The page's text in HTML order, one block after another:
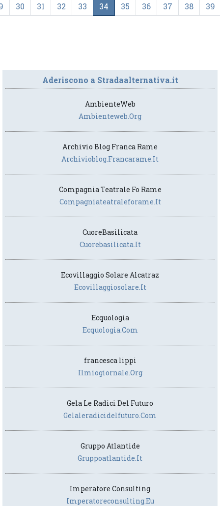
30 31 32 33 34 35 36 37 38 39
Aderiscono a Stradaalternativa.it
AmbienteWeb
Ambienteweb.org
Archivio Blog Franca Rame
Archivioblog.francarame.it
Compagnia Teatrale Fo Rame
Compagniateatraleforame.it
CuoreBasilicata
Cuorebasilicata.it
Ecovillaggio Solare Alcatraz
Ecovillaggiosolare.it
Ecquologia
Ecquologia.com
francesca lippi
Ilmiogiornale.org
Gela Le Radici Del Futuro
Gelaleradicidelfuturo.com
Gruppo Atlantide
Gruppoatlantide.it
Imperatore Consulting
Imperatoreconsulting.eu